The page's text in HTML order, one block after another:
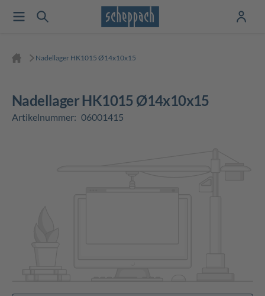
Nadellager HK1015 Ø14x10x15
Nadellager HK1015 Ø14x10x15
Artikelnummer: 06001415